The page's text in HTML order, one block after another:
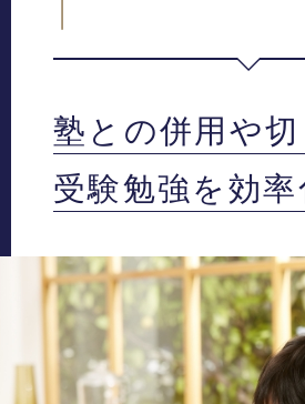
塾との併用や
受験勉強を効率